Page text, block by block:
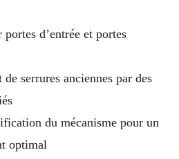
d’entrée et portes
de serrures anciennes par des
du mécanisme pour un
optimal